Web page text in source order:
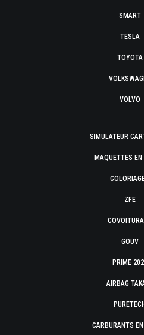
SMART
TESLA
TOYOTA
VOLVO
SIMULATEUR
MAQUETTES EN
ZFE
GOUV
PRIME
AIRBAG
PURETECH
CARBURANTS